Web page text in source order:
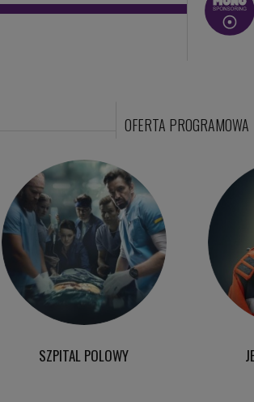
OFERTA PROGRAMOWA
SZPITAL POLOWY